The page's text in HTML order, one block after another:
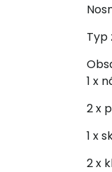
Typ
1 x
2 x
1 x
2 x